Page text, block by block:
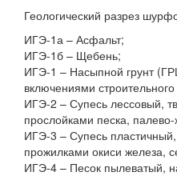
Геологический разрез
ИГЭ-1а – Асфальт;
ИГЭ-1б – Щебень;
ИГЭ-1 – Насыпной грунт
включениями
ИГЭ-2 – Супесь лессовый,
прослойками песка,
ИГЭ-3 – Супесь
прожилками окиси железа,
ИГЭ-4 – Песок пылеватый,